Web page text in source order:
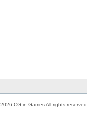
CG in Games All rights reserved.